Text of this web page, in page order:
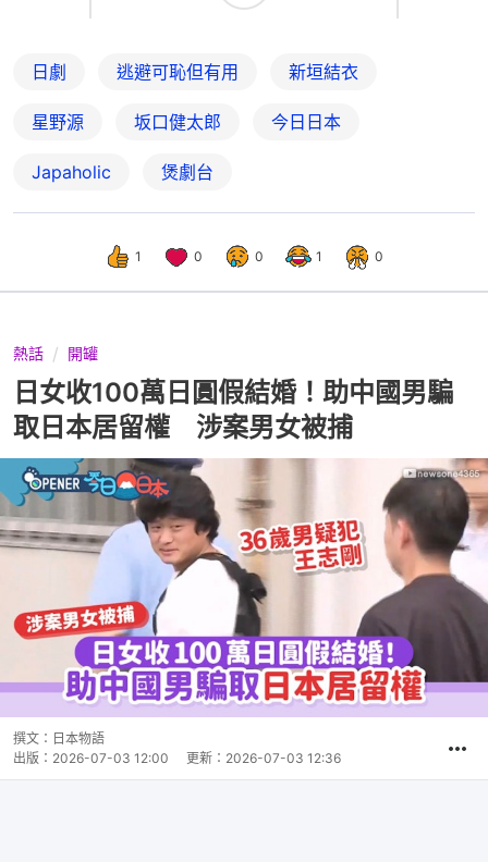
日劇 逃避可恥但有用 新垣結衣
星野源 坂口健太郎 今日日本
Japaholic 煲劇台
1 0 0 1 0
熱話 開罐
日女收100萬日圓假結婚！助中國男騙
取日本居留權 涉案男女被捕
撰文： 日本物語
出版： 2026-07-03 12:00 更新： 2026-07-03 12:36